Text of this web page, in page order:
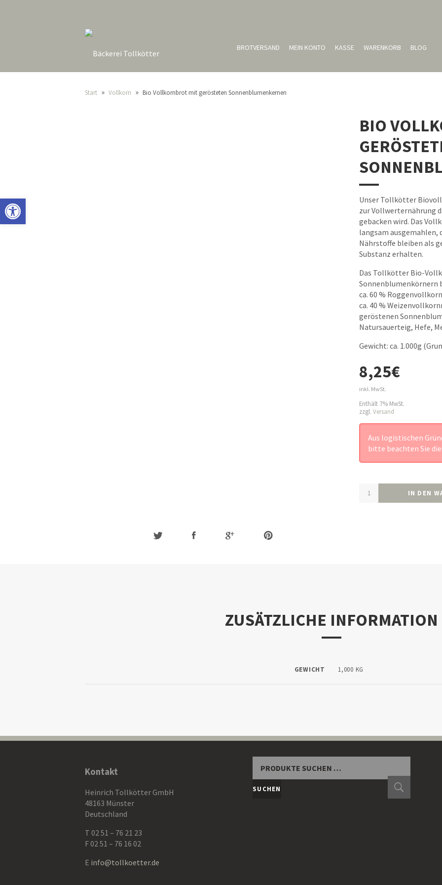
Open toolbar
BROTVERSAND MEIN KONTO KASSE WARENKORB BLOG
Start » Vollkorn » Bio Vollkornbrot mit gerösteten Sonnenblumenkernen
BIO
Unser Tollkötter
zur Vollwerternährung
gebacken wird. Das
langsam ausgemahlen,
Nährstoffe bleiben als
Substanz erhalten.
Das Tollkötter Bio-
Sonnenblumenkörnern
ca. 60 %
ca. 40 %
geröstenen
Natursauerteig, Hefe,
Gewicht: ca. 1.000g
8,25€
inkl. MwSt.
Enthält 7% MwSt.
zzgl. Versand
Aus logistischen
bitte beachten Sie
IN DEN
ZUSÄTZLICHE INFORMATION
GEWICHT 1,000 KG
Kontakt
Heinrich Tollkötter GmbH
48163 Münster
Deutschland
T 02 51 – 76 21 23
F 02 51 – 76 16 02
E info@tollkoetter.de
NACH:
SUCHEN